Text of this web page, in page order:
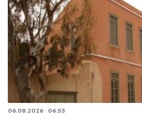
06.08.2026 · 06:55